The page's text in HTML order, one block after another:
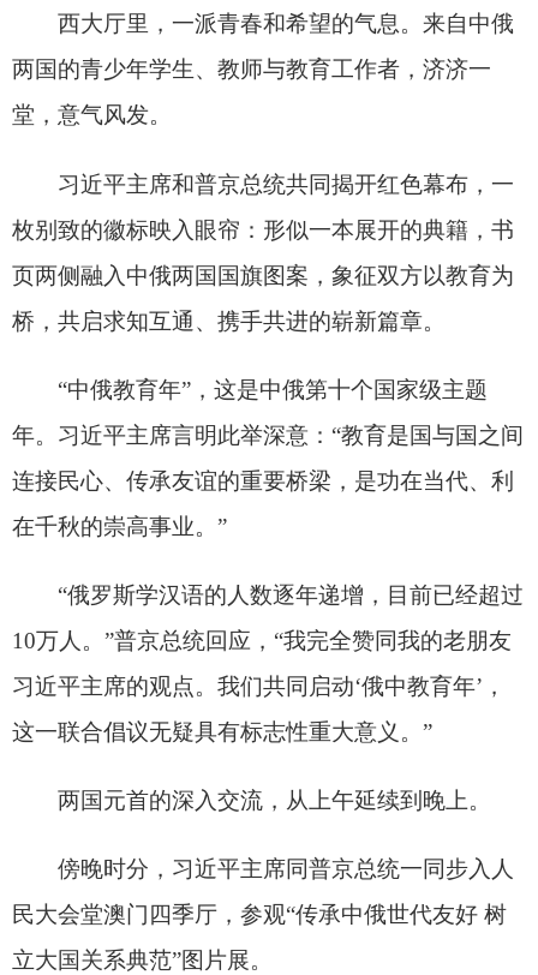
友谊赛开球，见证两国合作项目开工仪式的视频连
线，共同登上天安门城楼出席纪念中国人民抗日战
国元首互动的生动画面，定格下中俄友好合作的一
个个珍贵瞬间。
两位领导人不时驻足，仔细观看，听取讲解，
愉快忆及往事。
有一张照片拍摄于2025年5月9日。纪念苏联伟
大卫国战争胜利80周年庆典，莫斯科红场主观礼台
夫根尼·兹纳缅斯基亲切交流。
了百岁老兵的问候。“老战士非常了不起。”习近平
主席说，“祝他健康长寿。”
影像记录历史，也启迪未来。
这一天的欢迎仪式、欢迎宴会上，一首首两国
人民耳熟能详的乐曲深情奏响，《莫斯科郊外的晚
“凡益之道，与时偕行。中俄友好的伟大事业顺
应历史大势和时代潮流，牢不可破，必将行稳致